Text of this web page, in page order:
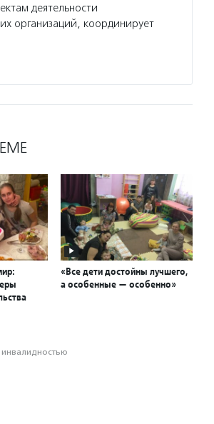
деятельности
организаций, координирует
«Все дети достойны лучшего,
а особенные — особенно»